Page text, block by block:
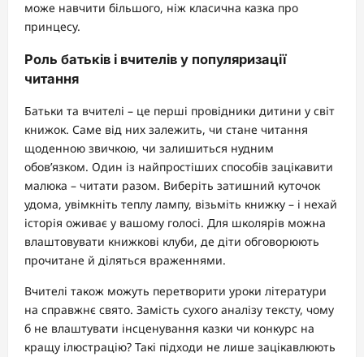
може навчити більшого, ніж класична казка про
принцесу.
Роль батьків і вчителів у популяризації
читання
Батьки та вчителі – це перші провідники дитини у світ
книжок. Саме від них залежить, чи стане читання
щоденною звичкою, чи залишиться нудним
обов’язком. Один із найпростіших способів зацікавити
малюка – читати разом. Виберіть затишний куточок
удома, увімкніть теплу лампу, візьміть книжку – і нехай
історія оживає у вашому голосі. Для школярів можна
влаштовувати книжкові клуби, де діти обговорюють
прочитане й діляться враженнями.
Вчителі також можуть перетворити уроки літератури
на справжнє свято. Замість сухого аналізу тексту, чому
б не влаштувати інсценування казки чи конкурс на
кращу ілюстрацію? Такі підходи не лише зацікавлюють